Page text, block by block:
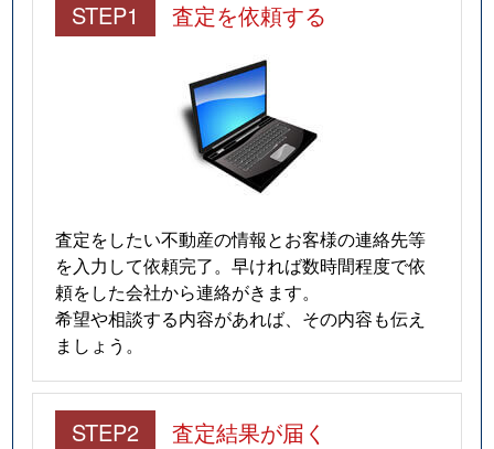
STEP1 査定を依頼する
査定をしたい不動産の情報とお客様の連絡先等
を入力して依頼完了。早ければ数時間程度で依
頼をした会社から連絡がきます。
希望や相談する内容があれば、その内容も伝え
ましょう。
STEP2 査定結果が届く